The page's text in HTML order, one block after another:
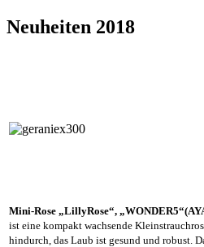
Neuheiten 2018
Mini-Rose „LillyRose“,
ist eine kompakt wachsende
hindurch, das Laub ist gesund und robust.